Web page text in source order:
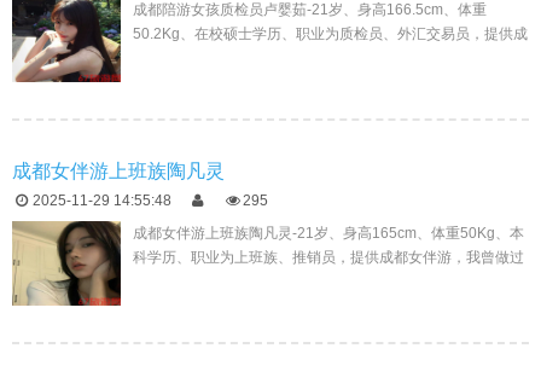
成都陪游女孩质检员卢婴茹-21岁、身高166.5cm、体重
50.2Kg、在校硕士学历、职业为质检员、外汇交易员，提供成
成都女伴游上班族陶凡灵
2025-11-29 14:55:48
295
成都女伴游上班族陶凡灵-21岁、身高165cm、体重50Kg、本
科学历、职业为上班族、推销员，提供成都女伴游，我曾做过